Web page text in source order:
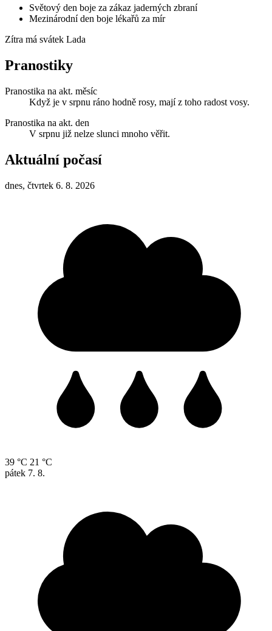
Světový den boje za zákaz jaderných zbraní
Mezinárodní den boje lékařů za mír
Zítra má svátek Lada
Pranostiky
Pranostika na akt. měsíc
Když je v srpnu ráno hodně rosy, mají z toho radost vosy.
Pranostika na akt. den
V srpnu již nelze slunci mnoho věřit.
Aktuální počasí
dnes, čtvrtek 6. 8. 2026
39 °C 21 °C
pátek 7. 8.